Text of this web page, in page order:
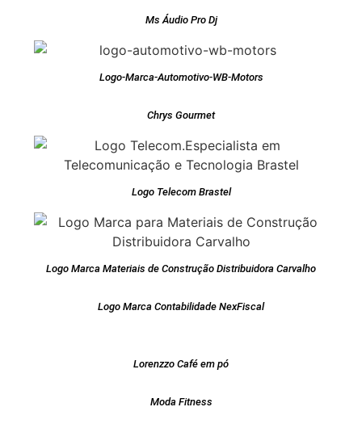
Ms Áudio Pro Dj
Logo-Marca-Automotivo-WB-Motors
Chrys Gourmet
Logo Telecom Brastel
Logo Marca Materiais de Construção Distribuidora Carvalho
Logo Marca Contabilidade NexFiscal
Lorenzzo Café em pó
Moda Fitness